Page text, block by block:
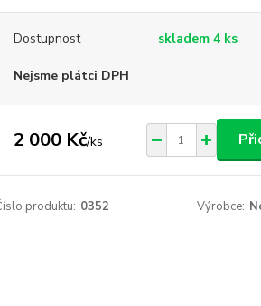
Dostupnost skladem 4 ks
Nejsme plátci DPH
2 000 Kč/ks
produktu: 0352 Výrobce: